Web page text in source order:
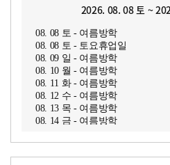
2026. 08. 08 토 ~
08. 08 토 - 여름방학
08. 08 토 - 토요휴업일
08. 09 일 - 여름방학
08. 10 월 - 여름방학
08. 11 화 - 여름방학
08. 12 수 - 여름방학
08. 13 목 - 여름방학
08. 14 금 - 여름방학